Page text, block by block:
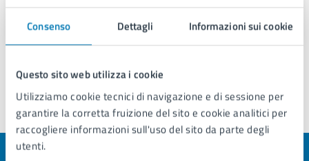
Consenso Dettagli Informazioni sui cookie
Questo sito web utilizza i cookie
Utilizziamo cookie tecnici di navigazione e di sessione per
garantire la corretta fruizione del sito e cookie analitici per
raccogliere informazioni sull'uso del sito da parte degli
utenti.
Ultimo aggiornamento:11/03/2026, 13:19